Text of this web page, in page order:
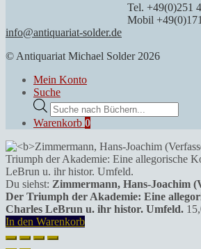
Tel. +49(0)251
Mobil
info@antiquariat-solder.de
© Antiquariat Michael Solder 2026
Mein Konto
Suche
Products
search
Warenkorb 0
Du siehst: Zimmermann, Hans-Joachim
Der Triumph der Akademie: Eine
Charles LeBrun u. ihr histor. Umfeld.
In den Warenkorb